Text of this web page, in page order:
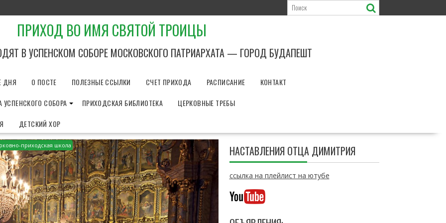
ПРИХОД ВО ИМЯ СВЯТОЙ ТРОИЦЫ
В УСПЕНСКОМ СОБОРЕ МОСКОВСКОГО ПАТРИАРХАТА — ГОРОД БУДАПЕШТ
ДНЯ О ПОСТЕ ПОЛЕЗНЫЕ ССЫЛКИ СЧЕТ ПРИХОДА РАСПИСАНИЕ
КОНТАКТ
СОБОРА ПРИХОДСКАЯ БИБЛИОТЕКА
ЦЕРКОВНЫЕ ТРЕБЫ
ДЕТСКИЙ ХОР
приходская школа НАСТАВЛЕНИЯ ОТЦА ДИМИТРИЯ
ссылка на плейлист на ютубе